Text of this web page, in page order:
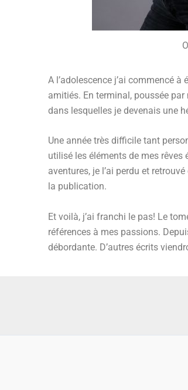
A l’adolescence j’ai commencé
amitiés. En terminal, poussée
dans lesquelles je devenais une
Une année très difficile tant
utilisé les éléments de mes rêves
aventures, je l’ai perdu et
la publication.
Et voilà, j’ai franchi le pas! Le
références à mes passions.
débordante. D’autres écrits